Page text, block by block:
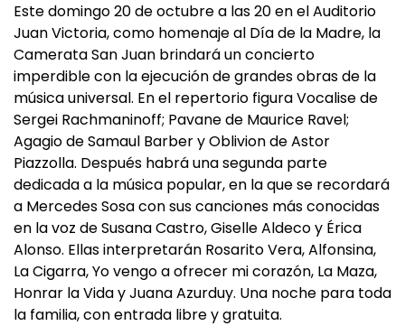
Este domingo 20 de octubre a las 20 en el Auditorio
Juan Victoria, como homenaje al Día de la Madre, la
Camerata San Juan brindará un concierto
imperdible con la ejecución de grandes obras de la
música universal. En el repertorio figura Vocalise de
Sergei Rachmaninoff; Pavane de Maurice Ravel;
Agagio de Samaul Barber y Oblivion de Astor
Piazzolla. Después habrá una segunda parte
dedicada a la música popular, en la que se recordará
a Mercedes Sosa con sus canciones más conocidas
en la voz de Susana Castro, Giselle Aldeco y Érica
Alonso. Ellas interpretarán Rosarito Vera, Alfonsina,
La Cigarra, Yo vengo a ofrecer mi corazón, La Maza,
Honrar la Vida y Juana Azurduy. Una noche para toda
la familia, con entrada libre y gratuita.